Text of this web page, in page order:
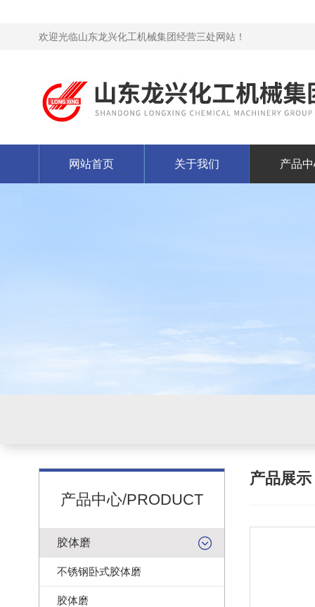
欢迎光临山东龙兴化工机械集团经营三处网站！
网站首页 关于我们 产品
产品中心/PRODUCT
胶体磨
不锈钢卧式胶体磨
胶体磨
产品展示